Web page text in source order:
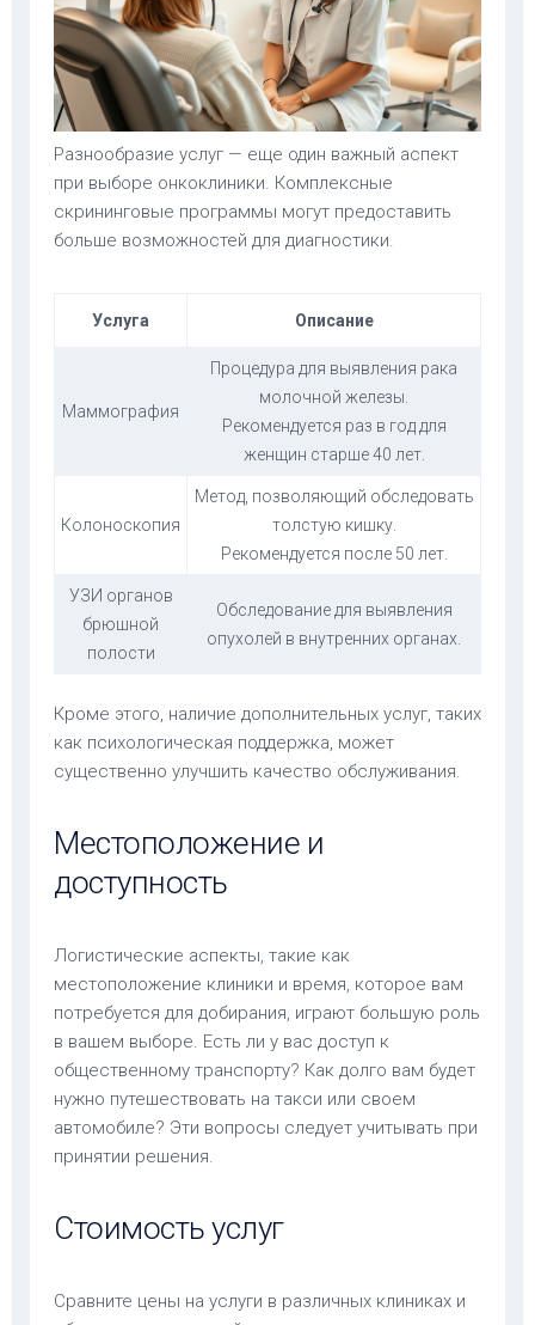
Разнообразие услуг — еще один важный аспект
при выборе онкоклиники. Комплексные
скрининговые программы могут предоставить
больше возможностей для диагностики.
Услуга Описание
Маммография
Процедура для выявления рака
молочной железы.
Рекомендуется раз в год для
женщин старше 40 лет.
Колоноскопия
Метод, позволяющий обследовать
толстую кишку.
Рекомендуется после 50 лет.
УЗИ органов
брюшной
полости
Обследование для выявления
опухолей в внутренних органах.
Кроме этого, наличие дополнительных услуг, таких
как психологическая поддержка, может
существенно улучшить качество обслуживания.
Местоположение и
доступность
Логистические аспекты, такие как
местоположение клиники и время, которое вам
потребуется для добирания, играют большую роль
в вашем выборе. Есть ли у вас доступ к
общественному транспорту? Как долго вам будет
нужно путешествовать на такси или своем
автомобиле? Эти вопросы следует учитывать при
принятии решения.
Стоимость услуг
Сравните цены на услуги в различных клиниках и